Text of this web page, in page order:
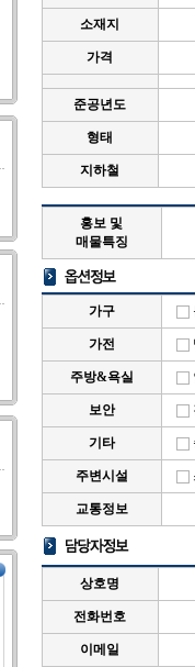
소재지
가격
준공년도
형태
지하철
홍보 및
매물특징
가구
가전
주방&욕실
보안
기타
주변시설
교통정보
상호명
전화번호
이메일